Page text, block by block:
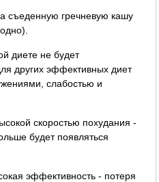
съеденную гречневую кашу
диете не будет
других эффективных диет
слабостью и
скоростью похудания -
будет появляться
эффективность - потеря